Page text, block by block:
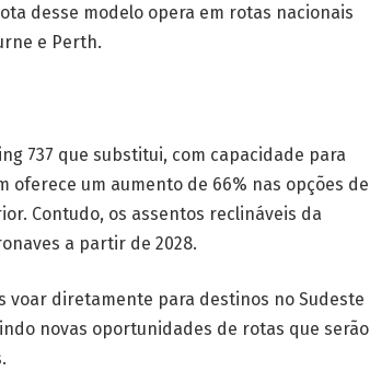
desse modelo opera em rotas nacionais
e Perth.
737 que substitui, com capacidade para
oferece um aumento de 66% nas opções de
Contudo, os assentos reclináveis da
a partir de 2028.
voar diretamente para destinos no Sudeste
novas oportunidades de rotas que serão